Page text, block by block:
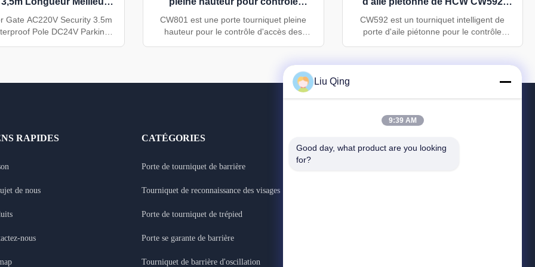
Dc24v Parking
Gate AC220V Security 3.5m
Pole DC24V Parking
d'accès des piétons
CW801 est une porte tourniquet pleine
hauteur pour le contrôle d'accès des
RS232/RS485, un passage unidirectionnel
ou bidirectionnel, une vitesse de passage
de 20 personnes/minute et une durée de
pour le contrôle d'accès
CW592 est un tourniquet intelligent de
porte d'aile piétonne pour le contrôle
verre organique de 15 mm, une
communication RS232/RS485, une largeur
une durée de vie de 5 millions de cycles.
RAPIDES
de nous
nous
CATÉGORIES
Porte de tourniquet de barrière
Tourniquet de reconnaissance des visages
Porte de tourniquet de trépied
Porte se garante de barrière
Tourniquet de barrière d'oscillation
Liu Qing
9:39 AM
Good day, what product are you looking
for?